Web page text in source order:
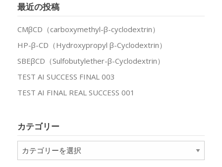
最近の投稿
CMβCD（carboxymethyl-β-cyclodextrin）
HP-β-CD（Hydroxypropyl β-Cyclodextrin）
SBEβCD（Sulfobutylether-β-Cyclodextrin）
TEST AI SUCCESS FINAL 003
TEST AI FINAL REAL SUCCESS 001
カテゴリー
テ